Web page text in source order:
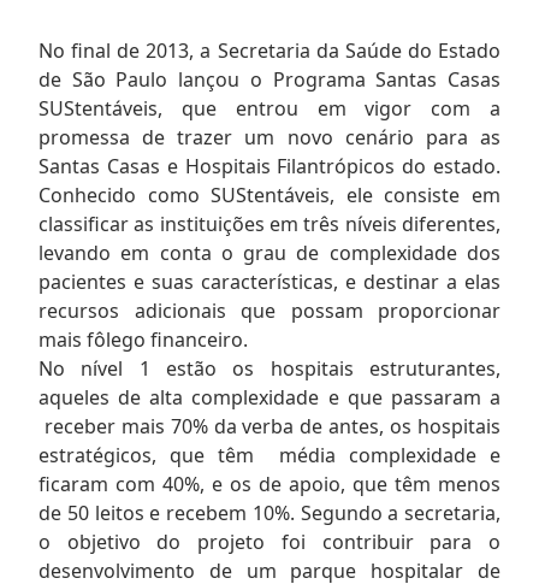
No final de 2013, a Secretaria da Saúde do Estado
de São Paulo lançou o Programa Santas Casas
SUStentáveis, que entrou em vigor com a
promessa de trazer um novo cenário para as
Santas Casas e Hospitais Filantrópicos do estado.
Conhecido como SUStentáveis, ele consiste em
classificar as instituições em três níveis diferentes,
levando em conta o grau de complexidade dos
pacientes e suas características, e destinar a elas
recursos adicionais que possam proporcionar
mais fôlego financeiro.
No nível 1 estão os hospitais estruturantes,
aqueles de alta complexidade e que passaram a
receber mais 70% da verba de antes, os hospitais
estratégicos, que têm média complexidade e
ficaram com 40%, e os de apoio, que têm menos
de 50 leitos e recebem 10%. Segundo a secretaria,
o objetivo do projeto foi contribuir para o
desenvolvimento de um parque hospitalar de